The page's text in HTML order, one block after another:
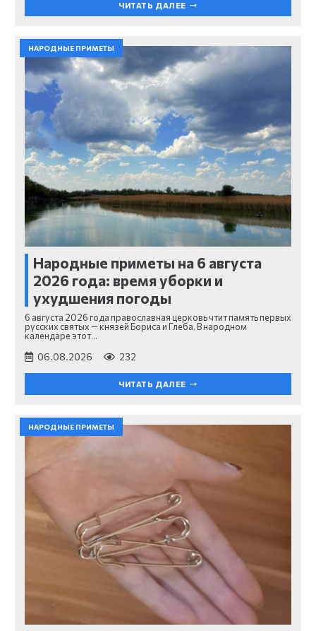
ЧИТАТЬ ДАЛЕЕ
НАРОДНЫЕ ПРИМЕТЫ
Народные приметы на 6 августа
2026 года: время уборки и
ухудшения погоды
6 августа 2026 года православная церковь чтит память первых
русских святых — князей Бориса и Глеба. В народном
календаре этот…
06.08.2026 232
ЧИТАТЬ ДАЛЕЕ
НАРОДНЫЕ ПРИМЕТЫ